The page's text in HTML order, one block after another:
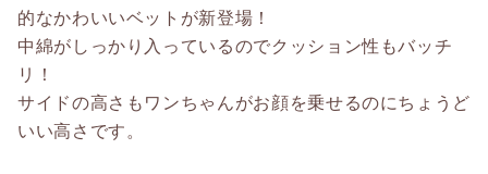
的なかわいいベットが新登場！
中綿がしっかり入っているのでクッション性もバッチ
リ！
サイドの高さもワンちゃんがお顔を乗せるのにちょうど
いい高さです。